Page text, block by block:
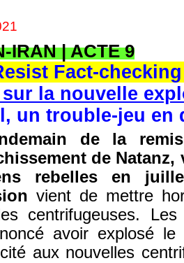
IRAN | ACTE 9
Fact-checking
la nouvelle
un trouble-jeu en
de la
de
rebelles en
vient de mettre
centrifugeuses.
avoir explosé
aux nouvelles